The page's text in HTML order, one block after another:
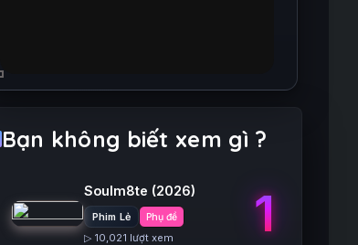
Bạn không biết xem gì ?
Soulm8te (2026)
Phim Lẻ Phụ đề
▷ 10,021 lượt xem 1